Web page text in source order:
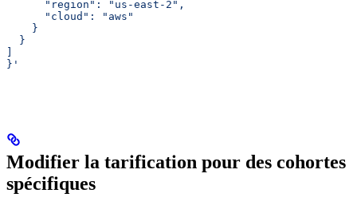
      "region": "us-east-2",
      "cloud": "aws"
    }
  }
}'
Modifier la tarification pour des cohortes
spécifiques